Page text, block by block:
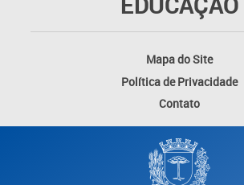
Mapa do Site
Política de Privacidade
Contato